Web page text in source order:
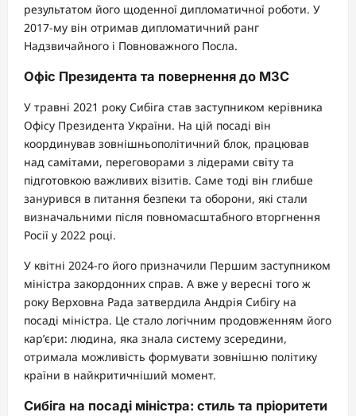
результатом його щоденної дипломатичної роботи. У
2017-му він отримав дипломатичний ранг
Надзвичайного і Повноважного Посла.
Офіс Президента та повернення до МЗС
У травні 2021 року Сибіга став заступником керівника
Офісу Президента України. На цій посаді він
координував зовнішньополітичний блок, працював
над самітами, переговорами з лідерами світу та
підготовкою важливих візитів. Саме тоді він глибше
занурився в питання безпеки та оборони, які стали
визначальними після повномасштабного вторгнення
Росії у 2022 році.
У квітні 2024-го його призначили Першим заступником
міністра закордонних справ. А вже у вересні того ж
року Верховна Рада затвердила Андрія Сибігу на
посаді міністра. Це стало логічним продовженням його
кар’єри: людина, яка знала систему зсередини,
отримала можливість формувати зовнішню політику
країни в найкритичніший момент.
Сибіга на посаді міністра: стиль та пріоритети